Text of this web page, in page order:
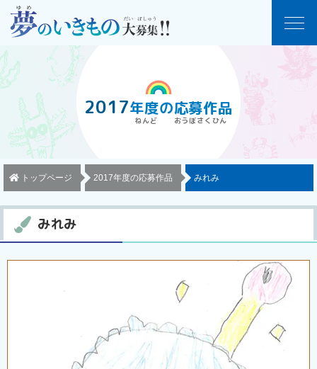
2017年度の応募作品
トップページ 2017年度の応募作品 みれみ
みれみ